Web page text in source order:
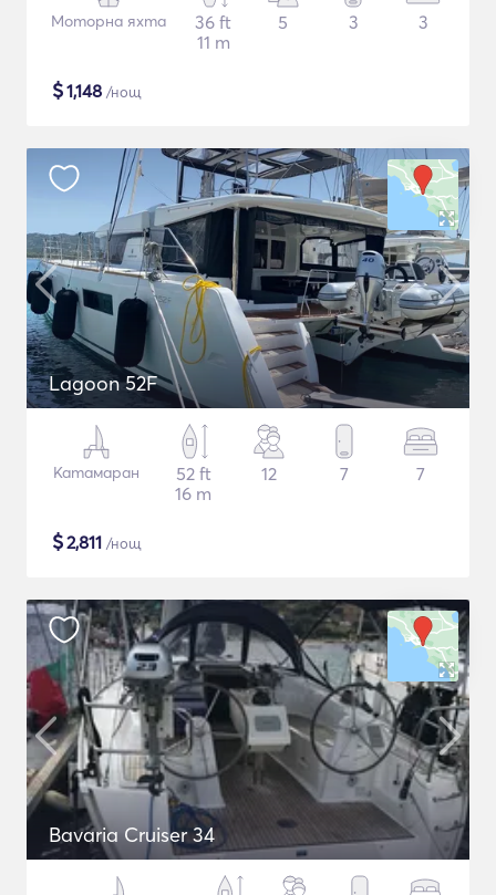
Моторна яхта
36 ft
11 m
5 3 3
$1,148 /нощ
Lagoon 52F
Катамаран
52 ft
16 m
12 7 7
$2,811 /нощ
Bavaria Cruiser 34